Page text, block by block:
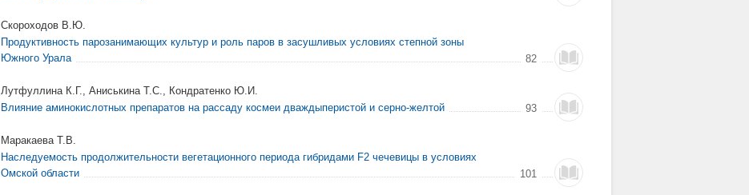
Скороходов В.Ю.
Продуктивность парозанимающих культур и роль паров в засушливых условиях степной зоны
Южного Урала
82
Лутфуллина К.Г., Аниськина Т.С., Кондратенко Ю.И.
Влияние аминокислотных препаратов на рассаду космеи дваждыперистой и серно-желтой
93
Маракаева Т.В.
Наследуемость продолжительности вегетационного периода гибридами F2 чечевицы в условиях
Омской области
101